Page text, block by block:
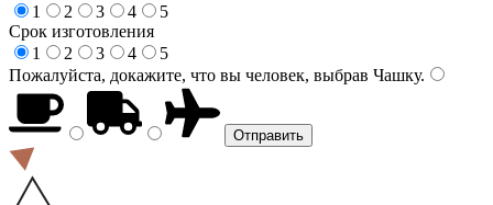
1
2 3 4
5
Срок изготовления
1
2 3 4
5
Пожалуйста, докажите, что вы человек, выбрав Чашку.